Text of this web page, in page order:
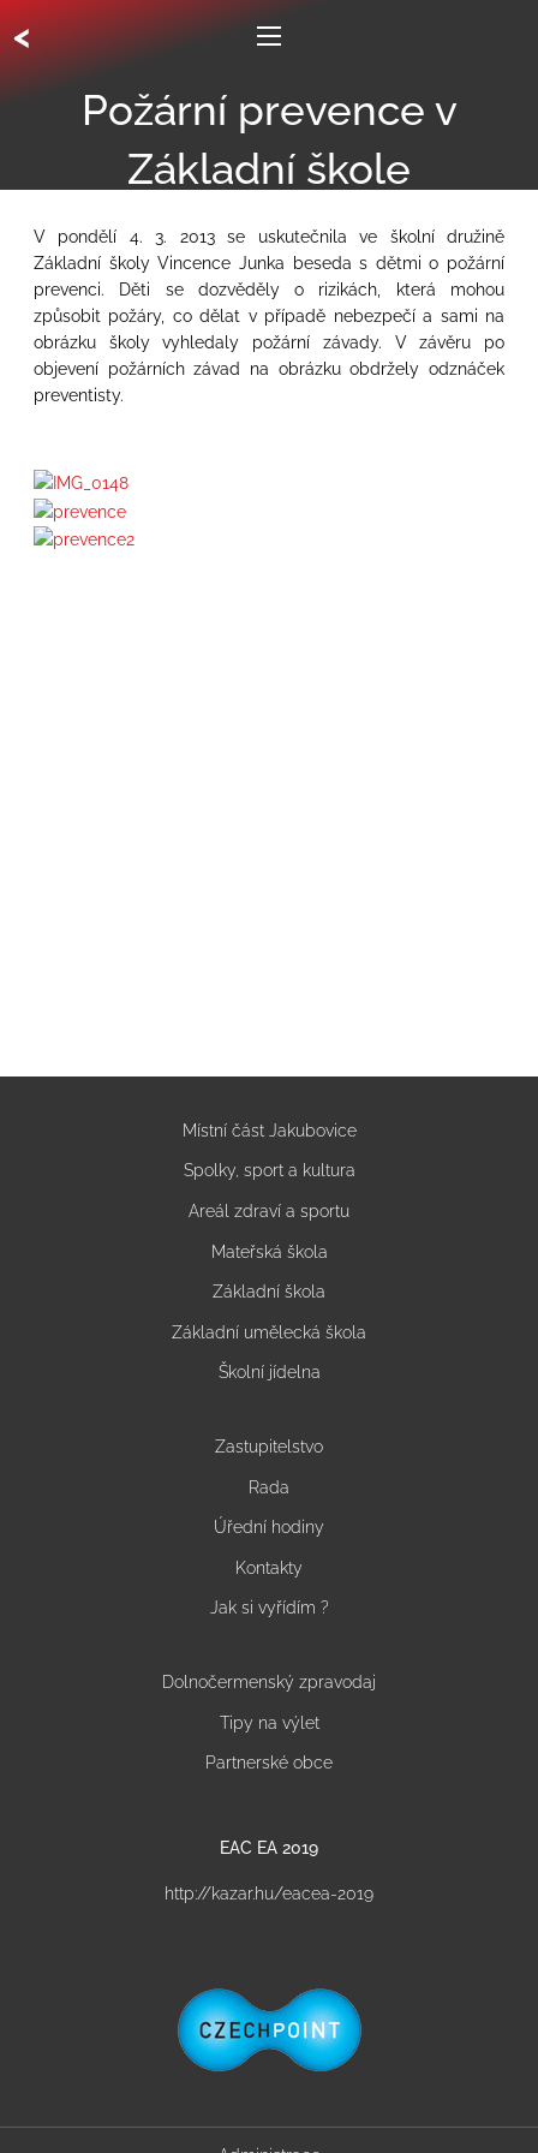
<
Požární prevence v
Základní škole
V pondělí 4. 3. 2013 se uskutečnila ve školní družině
Základní školy Vincence Junka beseda s dětmi o požární
prevenci. Děti se dozvěděly o rizikách, která mohou
způsobit požáry, co dělat v případě nebezpečí a sami na
obrázku školy vyhledaly požární závady. V závěru po
objevení požárních závad na obrázku obdržely odznáček
preventisty.
Místní část Jakubovice
Spolky, sport a kultura
Areál zdraví a sportu
Mateřská škola
Základní škola
Základní umělecká škola
Školní jídelna
Zastupitelstvo
Rada
Úřední hodiny
Kontakty
Jak si vyřídím ?
Dolnočermenský zpravodaj
Tipy na výlet
Partnerské obce
EAC EA 2019
http://kazar.hu/eacea-2019